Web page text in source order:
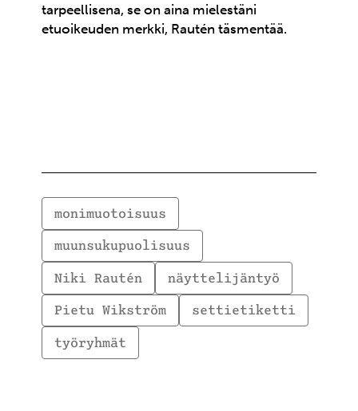
tarpeellisena, se on aina mielestäni
etuoikeuden merkki, Rautén täsmentää.
monimuotoisuus
muunsukupuolisuus
Niki Rautén
näyttelijäntyö
Pietu Wikström
settietiketti
työryhmät